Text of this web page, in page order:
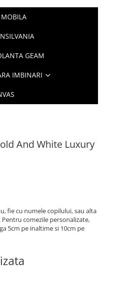
GEAM
IMBINARI
And White Luxury
fie cu numele copilului, sau alta
comezile personalizate,
5cm pe inaltime si 10cm pe